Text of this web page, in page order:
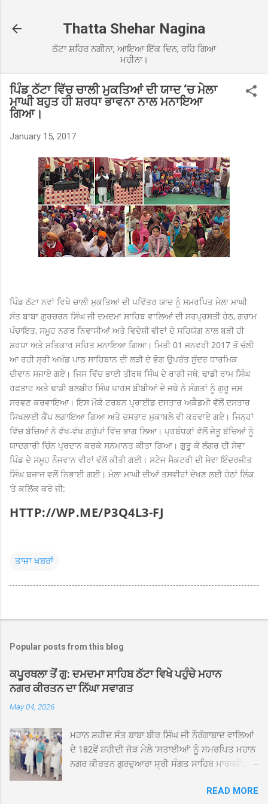
Thatta Shehar Nagina
ਠੱਟਾ ਸ਼ਹਿਰ ਨਗੀਨਾ, ਆਇਆ ਇੱਕ ਦਿਨ, ਰਹਿ ਗਿਆ
ਮਹੀਨਾ।
ਪਿੰਡ ਠੱਟਾ ਵਿੱਚ ਚਾਲੀ ਮੁਕਤਿਆਂ ਦੀ ਯਾਦ ‘ਚ ਮੇਲਾ
ਮਾਘੀ ਬਹੁਤ ਹੀ ਸ਼ਰਧਾ ਭਾਵਨਾ ਨਾਲ ਮਨਾਇਆ
ਗਿਆ।
January 15, 2017
ਪਿੰਡ ਠੱਟਾ ਨਵਾਂ ਵਿਖੇ ਚਾਲੀ ਮੁਕਤਿਆਂ ਦੀ ਪਵਿੱਤਰ ਯਾਦ ਨੂੰ ਸਮਰਪਿਤ ਮੇਲਾ ਮਾਘੀ
ਸੰਤ ਬਾਬਾ ਗੁਰਚਰਨ ਸਿੰਘ ਜੀ ਦਮਦਮਾ ਸਾਹਿਬ ਵਾਲਿਆਂ ਦੀ ਸਰਪ੍ਰਸਤੀ ਹੇਠ, ਗਰਾਮ
ਪੰਚਾਇਤ, ਸਮੂਹ ਨਗਰ ਨਿਵਾਸੀਆਂ ਅਤੇ ਵਿਦੇਸ਼ੀ ਵੀਰਾਂ ਦੇ ਸਹਿਯੋਗ ਨਾਲ ਬੜੀ ਹੀ
ਸ਼ਰਧਾ ਅਤੇ ਸਤਿਕਾਰ ਸਹਿਤ ਮਨਾਇਆ ਗਿਆ। ਮਿਤੀ 01 ਜਨਵਰੀ 2017 ਤੋਂ ਚੱਲੀ
ਆ ਰਹੀ ਸ੍ਰੀ ਅਖੰਡ ਪਾਠ ਸਾਹਿਬਾਨ ਦੀ ਲੜੀ ਦੇ ਭੋਗ ਉਪਰੰਤ ਸੁੰਦਰ ਧਾਰਮਿਕ
ਦੀਵਾਨ ਸਜਾਏ ਗਏ। ਜਿਸ ਵਿੱਚ ਭਾਈ ਤੀਰਥ ਸਿੰਘ ਦੇ ਰਾਗੀ ਜਥੇ, ਢਾਡੀ ਰਾਮ ਸਿੰਘ
ਰਫਤਾਰ ਅਤੇ ਢਾਡੀ ਬਲਬੀਰ ਸਿੰਘ ਪਾਰਸ ਬੀਬੀਆਂ ਦੇ ਜਥੇ ਨੇ ਸੰਗਤਾਂ ਨੂੰ ਗੁਰੂ ਜਸ
ਸਰਵਣ ਕਰਵਾਇਆ। ਇਸ ਮੌਕੇ ਟਰਬਨ ਪ੍ਰਾਈਡ ਦਸਤਾਰ ਅਕੈਡਮੀ ਵੱਲੋਂ ਦਸਤਾਰ
ਸਿਖਲਾਈ ਕੈਂਪ ਲਗਾਇਆ ਗਿਆ ਅਤੇ ਦਸਤਾਰ ਮੁਕਾਬਲੇ ਵੀ ਕਰਵਾਏ ਗਏ। ਜਿਨ੍ਹਾਂ
ਵਿੱਚ ਬੱਚਿਆਂ ਨੇ ਵੱਖ-ਵੱਖ ਗਰੁੱਪਾਂ ਵਿੱਚ ਭਾਗ ਲਿਆ। ਪ੍ਰਬੰਧਕਾਂ ਵੱਲੋਂ ਜੇਤੂ ਬੱਚਿਆਂ ਨੂੰ
ਯਾਦਗਾਰੀ ਚਿੰਨ ਪ੍ਰਦਾਨ ਕਰਕੇ ਸਨਮਾਨਤ ਕੀਤਾ ਗਿਆ। ਗੁਰੂ ਕੇ ਲੰਗਰ ਦੀ ਸੇਵਾ
ਪਿੰਡ ਦੇ ਸਮੂਹ ਨੌਜਵਾਨ ਵੀਰਾਂ ਵੱਲੋਂ ਕੀਤੀ ਗਈ। ਸਟੇਜ ਸੈਕਟਰੀ ਦੀ ਸੇਵਾ ਇੰਦਰਜੀਤ
ਸਿੰਘ ਬਜਾਜ ਵਲੋਂ ਨਿਭਾਈ ਗਈ। ਮੇਲਾ ਮਾਘੀ ਦੀਆਂ ਤਸਵੀਰਾਂ ਦੇਖਣ ਲਈ ਹੇਠਾਂ ਲਿੰਕ
‘ਤੇ ਕਲਿੱਕ ਕਰੋ ਜੀ:
HTTP://WP.ME/P3Q4L3-FJ
ਤਾਜ਼ਾ ਖਬਰਾਂ
Popular posts from this blog
ਕਪੂਰਥਲਾ ਤੋਂ ਗੁ: ਦਮਦਮਾ ਸਾਹਿਬ ਠੱਟਾ ਵਿਖੇ ਪਹੁੰਚੇ ਮਹਾਨ
ਨਗਰ ਕੀਰਤਨ ਦਾ ਨਿੱਘਾ ਸਵਾਗਤ
May 04, 2026
ਮਹਾਨ ਸ਼ਹੀਦ ਸੰਤ ਬਾਬਾ ਬੀਰ ਸਿੰਘ ਜੀ ਨੌਰੰਗਾਬਾਦ ਵਾਲਿਆਂ
ਦੇ 182ਵੇਂ ਸ਼ਹੀਦੀ ਜੋੜ ਮੇਲੇ 'ਸਤਾਈਆਂ' ਨੂੰ ਸਮਰਪਿਤ ਮਹਾਨ
ਨਗਰ ਕੀਰਤਨ ਗੁਰਦੁਆਰਾ ਸ੍ਰੀ ਸੰਗਤ ਸਾਹਿਬ ਮਾਰਕਫੈੱਡ
ਸਰਪ੍ਰਸਤੀ ਹੇਠ, ਪੰਜ ਪਿਆਰਿਆਂ ਦੀ ਅਗਵਾਈ ਵਿੱਚ
READ MORE